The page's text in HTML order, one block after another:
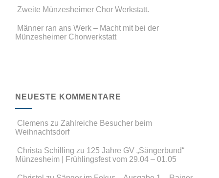
Zweite Münzesheimer Chor Werkstatt.
Männer ran ans Werk – Macht mit bei der
Münzesheimer Chorwerkstatt
NEUESTE KOMMENTARE
Clemens zu Zahlreiche Besucher beim
Weihnachtsdorf
Christa Schilling zu 125 Jahre GV „Sängerbund“
Münzesheim | Frühlingsfest vom 29.04 – 01.05